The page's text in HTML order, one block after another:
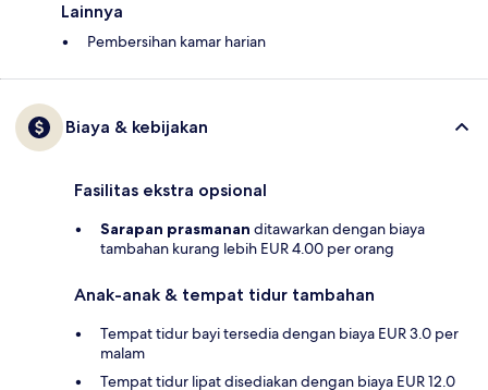
Lainnya
Pembersihan kamar harian
Biaya & kebijakan
Fasilitas ekstra opsional
Sarapan prasmanan ditawarkan dengan biaya
tambahan kurang lebih EUR 4.00 per orang
Anak-anak & tempat tidur tambahan
Tempat tidur bayi tersedia dengan biaya EUR 3.0 per
malam
Tempat tidur lipat disediakan dengan biaya EUR 12.0